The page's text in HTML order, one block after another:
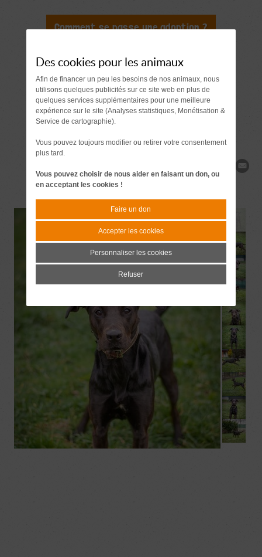
Comment se passe une adoption ?
Demande de
renseignements
Des cookies pour les animaux
Afin de financer un peu les besoins de nos animaux, nous
utilisons quelques publicités sur ce site web en plus de
quelques services supplémentaires pour une meilleure
expérience sur le site (Analyses statistiques, Monétisation &
Service de cartographie).
Vous pouvez toujours modifier ou retirer votre consentement
plus tard.
Vous pouvez choisir de nous aider en faisant un don, ou
en acceptant les cookies !
Faire un don
Accepter les cookies
Personnaliser les cookies
Refuser